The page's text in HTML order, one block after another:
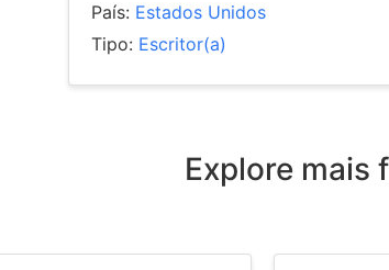
País: Estados Unidos
Tipo: Escritor(a)
Explore mais